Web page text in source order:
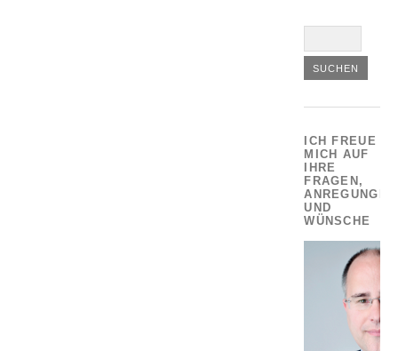
ICH FREUE
MICH AUF
IHRE
FRAGEN,
ANREGUNGEN
UND
WÜNSCHE